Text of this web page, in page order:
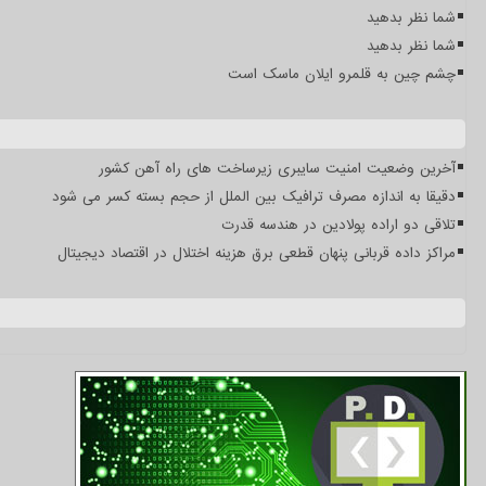
شما نظر بدهید
شما نظر بدهید
چشم چین به قلمرو ایلان ماسک است
آخرین وضعیت امنیت سایبری زیرساخت های راه آهن کشور
دقیقا به اندازه مصرف ترافیک بین الملل از حجم بسته کسر می شود
تلاقی دو اراده پولادین در هندسه قدرت
مراکز داده قربانی پنهان قطعی برق هزینه اختلال در اقتصاد دیجیتال